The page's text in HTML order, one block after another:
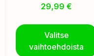
29,99 €
Valitse
vaihtoehdoista